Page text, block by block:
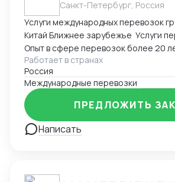
оптимальные по цене и срокам
под каждый конкретный случай.
Санкт-Петербург, Россия
Услуги международных перевозок
Китай Ближнее зарубежье Услуги
Опыт в сфере перевозок более 20
доставку автомобильным
направлениях
Работает в странах
Россия
Международные перевозки
Написать
ПРЕДЛОЖИТЬ